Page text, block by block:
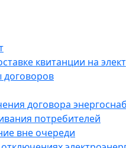
квитанции на
договора
потребителей
вне очереди